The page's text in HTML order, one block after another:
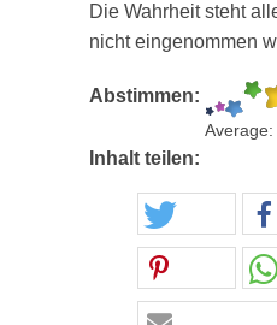
Die Wahrheit steht
nicht eingenommen
Abstimmen:
Average:
Inhalt teilen: